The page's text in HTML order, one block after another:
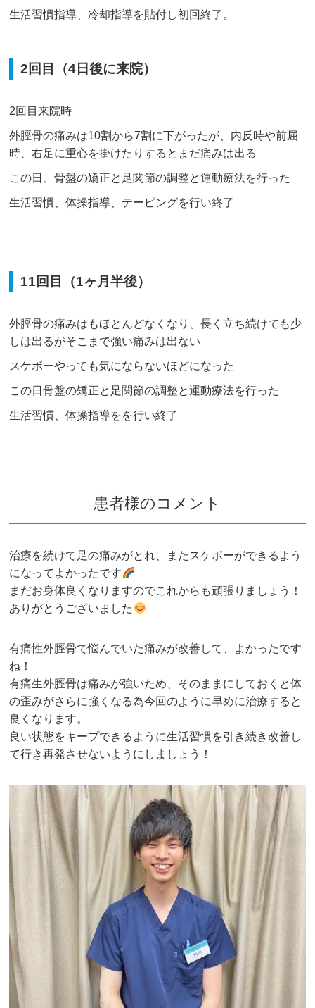
生活習慣指導、冷却指導を貼付し初回終了。
2回目（4日後に来院）
2回目来院時
外脛骨の痛みは10割から7割に下がったが、内反時や前屈
時、右足に重心を掛けたりするとまだ痛みは出る
この日、骨盤の矯正と足関節の調整と運動療法を行った
生活習慣、体操指導、テーピングを行い終了
11回目（1ヶ月半後）
外脛骨の痛みはもほとんどなくなり、長く立ち続けても少
しは出るがそこまで強い痛みは出ない
スケボーやっても気にならないほどになった
この日骨盤の矯正と足関節の調整と運動療法を行った
生活習慣、体操指導をを行い終了
患者様のコメント
治療を続けて足の痛みがとれ、またスケボーができるよう
になってよかったです
まだお身体良くなりますのでこれからも頑張りましょう！
ありがとうございました
有痛性外脛骨で悩んでいた痛みが改善して、よかったです
ね！
有痛生外脛骨は痛みが強いため、そのままにしておくと体
の歪みがさらに強くなる為今回のように早めに治療すると
良くなります。
良い状態をキープできるように生活習慣を引き続き改善し
て行き再発させないようにしましょう！